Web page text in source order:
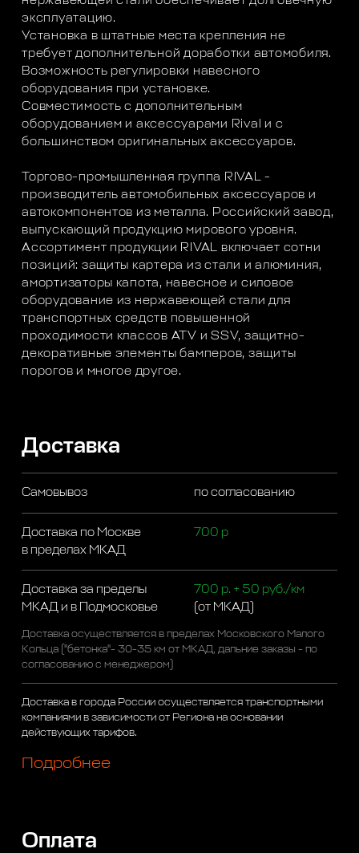
эксплуатацию.
Установка в штатные места крепления не
требует дополнительной доработки автомобиля.
Возможность регулировки навесного
оборудования при установке.
Совместимость с дополнительным
оборудованием и аксессуарами Rival и с
большинством оригинальных аксессуаров.
Торгово-промышленная группа RIVAL -
производитель автомобильных аксессуаров и
автокомпонентов из металла. Российский завод,
выпускающий продукцию мирового уровня.
Ассортимент продукции RIVAL включает сотни
позиций: защиты картера из стали и алюминия,
амортизаторы капота, навесное и силовое
оборудование из нержавеющей стали для
транспортных средств повышенной
проходимости классов ATV и SSV, защитно-
декоративные элементы бамперов, защиты
порогов и многое другое.
Доставка
Самовывоз по согласованию
Доставка по Москве
в пределах МКАД
700 р
Доставка за пределы
МКАД и в Подмосковье
700 р. + 50 руб./км
(от МКАД)
Доставка осуществляется в пределах Московского Малого
Кольца ("бетонка"- 30-35 км от МКАД, дальние заказы - по
согласованию с менеджером)
Доставка в города России осуществляется транспортными
компаниями в зависимости от Региона на основании
действующих тарифов.
Подробнее
Оплата